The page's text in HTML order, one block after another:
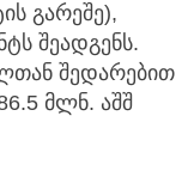
გარეშე),
შეადგენს.
შედარებით
მლნ. აშშ